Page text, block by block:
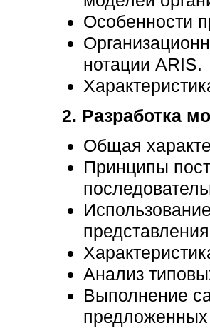
Особенности
нотации ARIS.
2. Разработка
Общая
Принципы
Анализ
Выполнение